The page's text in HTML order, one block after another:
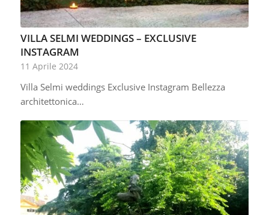
VILLA SELMI WEDDINGS – EXCLUSIVE
INSTAGRAM
11 Aprile 2024
Villa Selmi weddings Exclusive Instagram Bellezza
architettonica…